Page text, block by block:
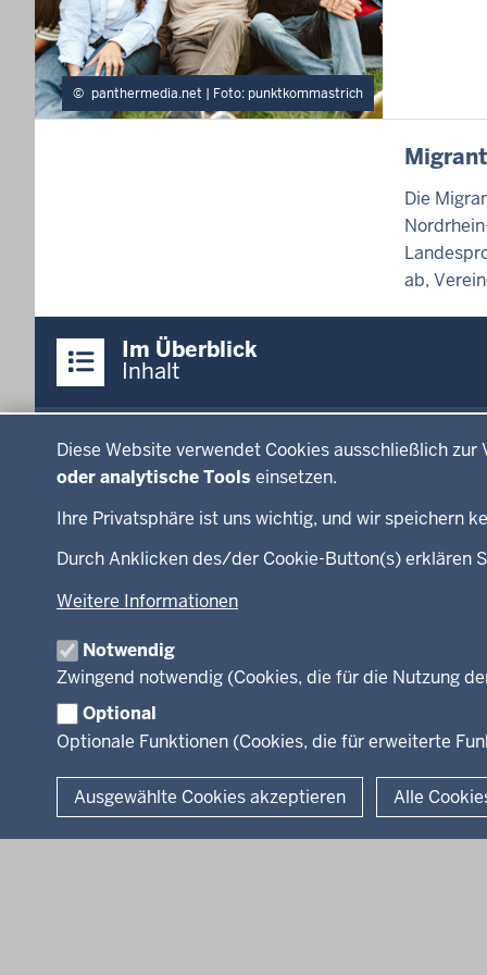
Diese Website verwendet Cookies ausschließlich
oder analytische Tools einsetzen.
Ihre Privatsphäre ist uns wichtig, und wir speichern
Durch Anklicken des/der Cookie-Button(s) erklären
Weitere Informationen
Notwendig
Zwingend notwendig (Cookies, die für die Nutzung
Optional
Optionale Funktionen (Cookies, die für erweiterte
Ausgewählte Cookies akzeptieren Alle
shutterstock/ AlessandroBiascioli
panthermedia.net | Foto: punktkommastrich
I
H
L
T
S
E
Die
ab,
Inhalte
Im Überblick
Inhalt
Menü
in
der
Menü
Ministerium
Jugend
Familie
Gleichstellung
Integration
Presse
Fotos
RSS-